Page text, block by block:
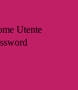
Utente